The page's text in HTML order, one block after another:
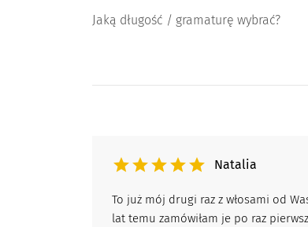
Jaką długość / gramaturę wybrać?
Natalia
To już mój drugi raz z włosami od
lat temu zamówiłam je po raz